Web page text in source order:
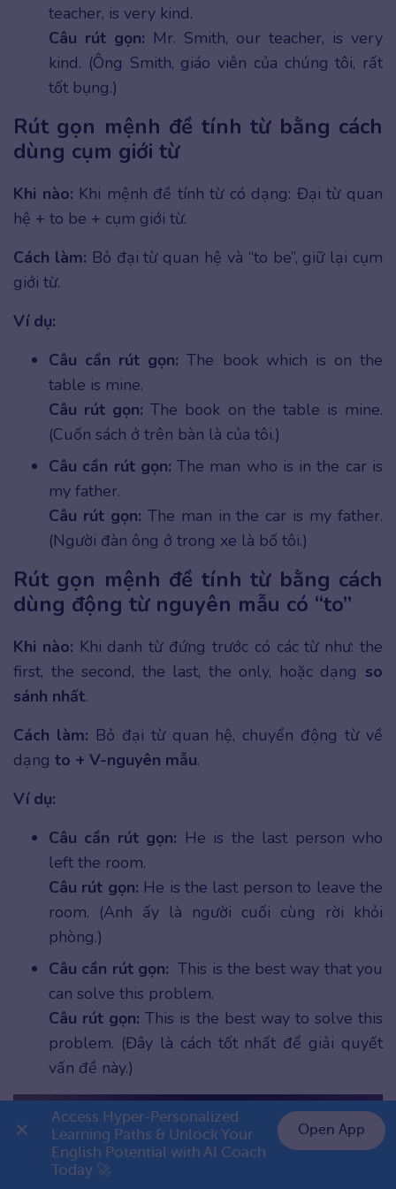
teacher, is very kind.
Câu rút gọn: Mr. Smith, our teacher, is very
kind. (Ông Smith, giáo viên của chúng tôi, rất
tốt bụng.)
Rút gọn mệnh đề tính từ bằng cách
dùng cụm giới từ
Khi nào: Khi mệnh đề tính từ có dạng: Đại từ quan
hệ + to be + cụm giới từ.
Cách làm: Bỏ đại từ quan hệ và “to be”, giữ lại cụm
giới từ.
Ví dụ:
Câu cần rút gọn:The book which is on the
table is mine.
Câu rút gọn:The book on the table is mine.
(Cuốn sách ở trên bàn là của tôi.)
Câu cần rút gọn:The man who is in the car is
my father.
Câu rút gọn: The man in the car is my father.
(Người đàn ông ở trong xe là bố tôi.)
Rút gọn mệnh đề tính từ bằng cách
dùng động từ nguyên mẫu có “to”
Khi nào: Khi danh từ đứng trước có các từ như: the
first, the second, the last, the only, hoặc dạng so
sánh nhất.
Cách làm: Bỏ đại từ quan hệ, chuyển động từ về
dạng to + V-nguyên mẫu.
Ví dụ:
Câu cần rút gọn: He is the last person who
left the room.
Câu rút gọn: He is the last person to leave the
room. (Anh ấy là người cuối cùng rời khỏi
phòng.)
Câu cần rút gọn:This is the best way that you
can solve this problem.
Câu rút gọn:This is the best way to solve this
problem. (Đây là cách tốt nhất để giải quyết
vấn đề này.)
👉 Premium 1 năm chỉ 799K
Access Hyper-Personalized
Learning Paths & Unlock Your
English Potential with AI Coach
Today 🚀
Open App